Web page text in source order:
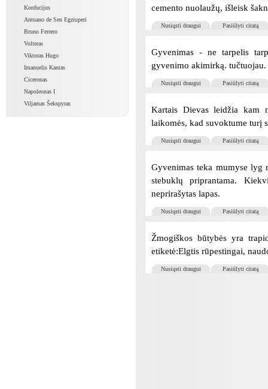
Konfucijus
Antuano de Sen Egziuperi
Bruno Ferrero
Volteras
Viktoras Hugo
Imanuelis Kantas
Ciceronas
Napoleonas I
Viljamas Šekspyras
cemento nuolaužų, išleisk
Nusiųsti draugui Pasiūlyti citatą
Gyvenimas - ne tarpelis
gyvenimo akimirką.
Nusiųsti draugui Pasiūlyti citatą
Kartais Dievas leidžia kam
laikomės, kad suvoktume turį
Nusiųsti draugui Pasiūlyti citatą
Gyvenimas teka mumyse
stebuklų priprantama.
neprirašytas lapas.
Nusiųsti draugui Pasiūlyti citatą
Žmogiškos būtybės yra
etiketė:Elgtis rūpestingai,
Nusiųsti draugui Pasiūlyti citatą